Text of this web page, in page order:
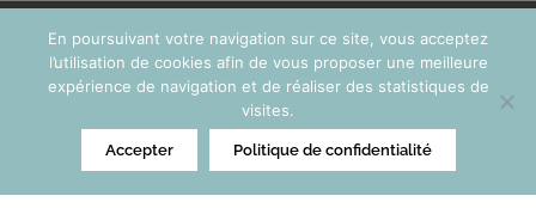
Pictus © 1998-2018. Tous droits réservés.
Politique de confidentialité
En poursuivant votre navigation sur ce site, vous acceptez
l’utilisation de cookies afin de vous proposer une meilleure
expérience de navigation et de réaliser des statistiques de
visites.
Accepter Politique de confidentialité